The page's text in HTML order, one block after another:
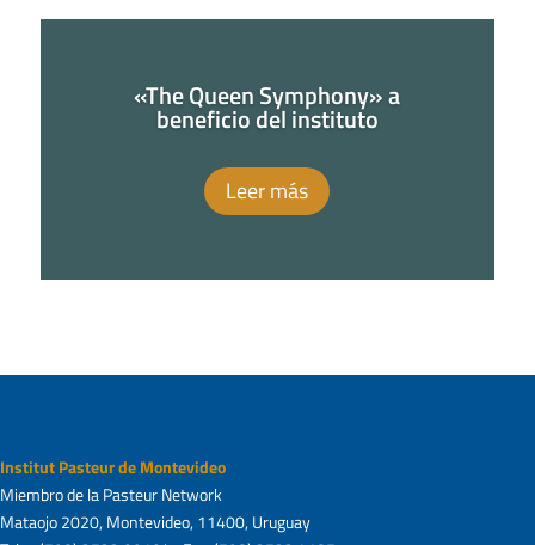
«The Queen Symphony» a
beneficio del instituto
Leer más
Institut Pasteur de Montevideo
Miembro de la Pasteur Network
Mataojo 2020, Montevideo, 11400, Uruguay